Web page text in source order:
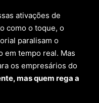
ativações de
como o toque, o
paralisam o
em tempo real. Mas
os empresários do
mas quem rega a